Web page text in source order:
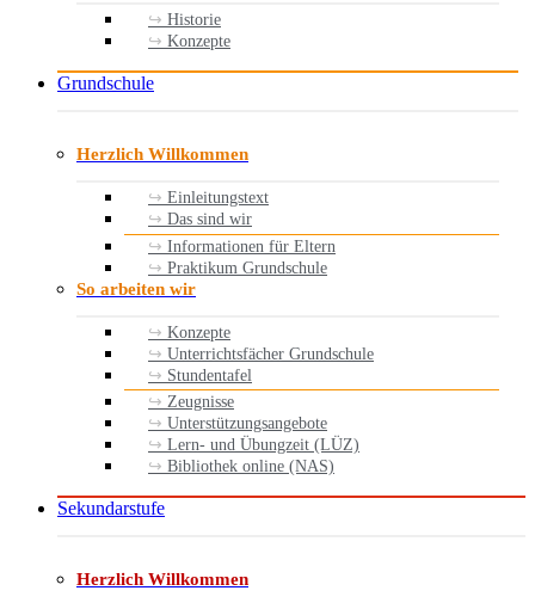
Historie
Konzepte
Grundschule
Herzlich Willkommen
Einleitungstext
Das sind wir
Informationen für Eltern
Praktikum Grundschule
So arbeiten wir
Konzepte
Unterrichtsfächer Grundschule
Stundentafel
Zeugnisse
Unterstützungsangebote
Lern- und Übungzeit (LÜZ)
Bibliothek online (NAS)
Sekundarstufe
Herzlich Willkommen